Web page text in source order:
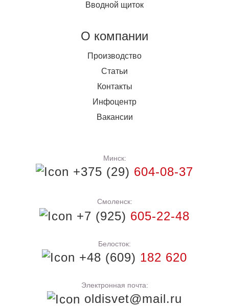
Вводной щиток
О компании
Производство
Статьи
Контакты
Инфоцентр
Вакансии
Минск:
+375 (29) 604-08-37
Смоленск:
+7 (925) 605-22-48
Белосток:
+48 (609) 182 620
Электронная почта:
oldisvet@mail.ru